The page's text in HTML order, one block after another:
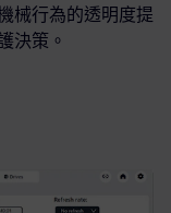
械行為的透明度提
決策。